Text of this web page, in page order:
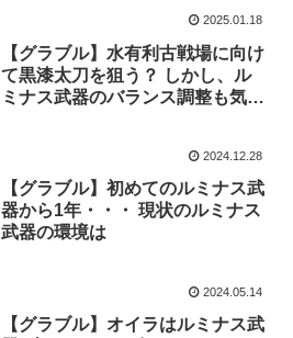
2025.01.18
【グラブル】水有利古戦場に向け
て黒漆太刀を狙う？ しかし、ル
ミナス武器のバランス調整も気に
2024.12.28
【グラブル】初めてのルミナス武
器から1年・・・ 現状のルミナス
武器の環境は
2024.05.14
【グラブル】オイラはルミナス武